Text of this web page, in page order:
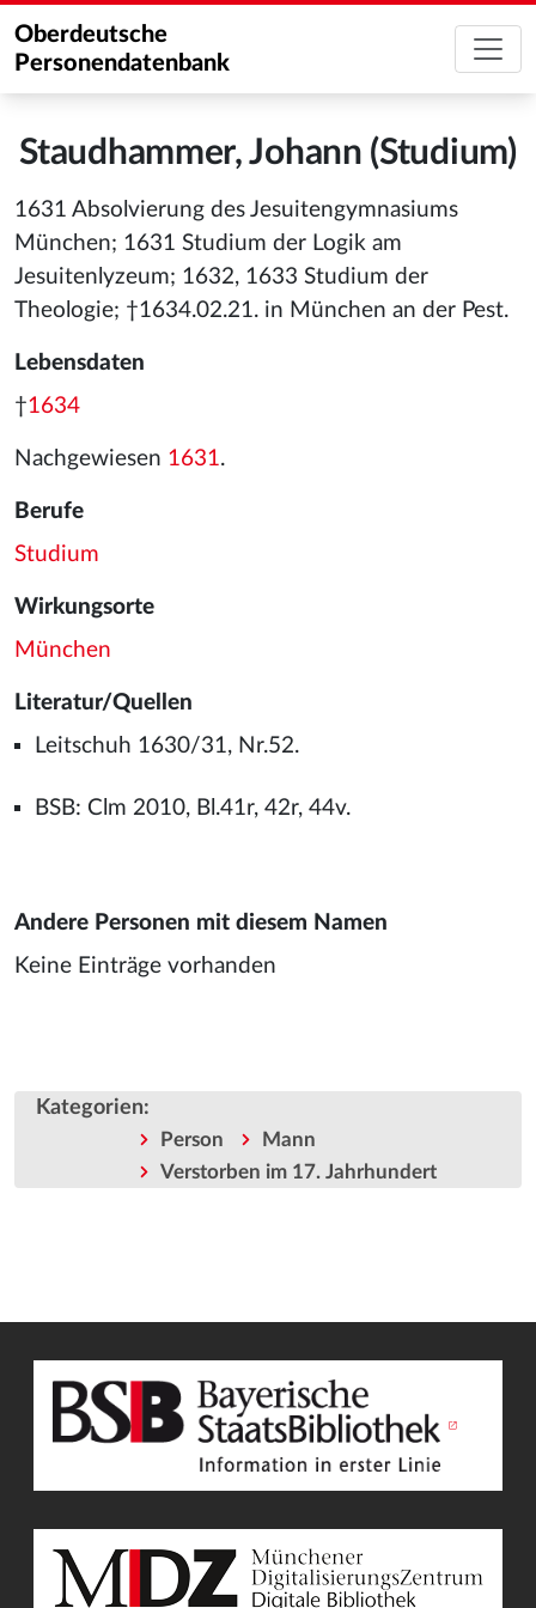
Oberdeutsche
Personendatenbank
Staudhammer, Johann (Studium)
1631 Absolvierung des Jesuitengymnasiums
München; 1631 Studium der Logik am
Jesuitenlyzeum; 1632, 1633 Studium der
Theologie; †1634.02.21. in München an der Pest.
Lebensdaten
†1634
Nachgewiesen 1631.
Berufe
Studium
Wirkungsorte
München
Literatur/Quellen
Leitschuh 1630/31, Nr.52.
BSB: Clm 2010, Bl.41r, 42r, 44v.
Andere Personen mit diesem Namen
Keine Einträge vorhanden
Kategorien:
Person
Mann
Verstorben im 17. Jahrhundert